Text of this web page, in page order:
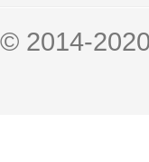
© 2014-